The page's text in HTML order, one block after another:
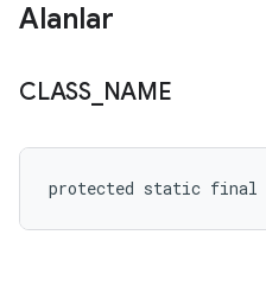
Alanlar
CLASS_ NAME
protected static final